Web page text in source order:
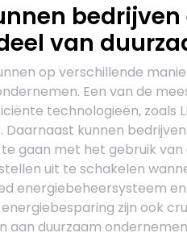
van
op verschillende
Een van de
technologieën, zoals
Daarnaast kunnen
gaan met het gebruik
uit te schakelen
energiebeheersysteem
zijn ook
aan duurzaam